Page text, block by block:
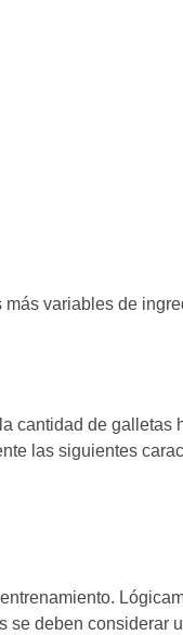
variables de
cantidad de
las siguientes
deben considerar